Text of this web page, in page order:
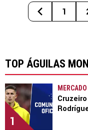
1
TOP ÁGUILAS
1
MERCADO